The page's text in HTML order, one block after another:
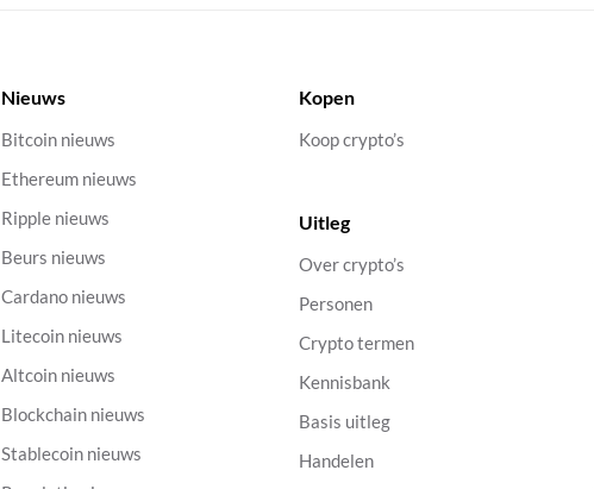
Nieuws
Bitcoin nieuws
Ethereum nieuws
Ripple nieuws
Beurs nieuws
Cardano nieuws
Litecoin nieuws
Altcoin nieuws
Blockchain nieuws
Stablecoin nieuws
Kopen
Koop crypto’s
Uitleg
Over crypto’s
Personen
Crypto termen
Kennisbank
Basis uitleg
Handelen